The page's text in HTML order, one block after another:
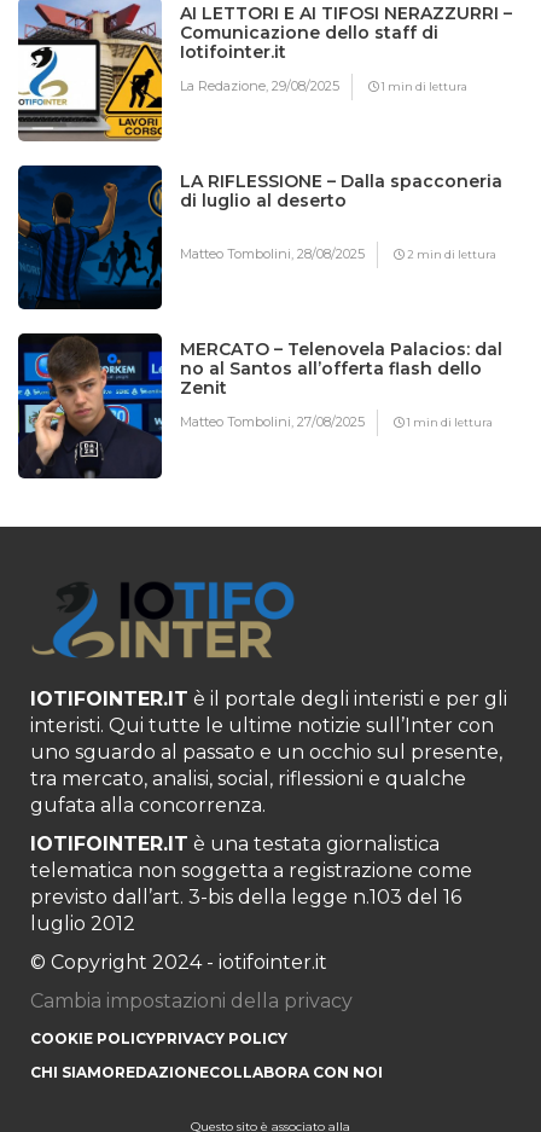
AI LETTORI E AI TIFOSI NERAZZURRI –
Comunicazione dello staff di
Iotifointer.it
La Redazione,29/08/2025 1 min di lettura
LA RIFLESSIONE – Dalla spacconeria
di luglio al deserto
Matteo Tombolini,28/08/2025 2 min di lettura
MERCATO – Telenovela Palacios: dal
no al Santos all’offerta flash dello
Zenit
Matteo Tombolini,27/08/2025 1 min di lettura
IOTIFOINTER.IT è il portale degli interisti e per gli
interisti. Qui tutte le ultime notizie sull’Inter con
uno sguardo al passato e un occhio sul presente,
tra mercato, analisi, social, riflessioni e qualche
gufata alla concorrenza.
IOTIFOINTER.IT è una testata giornalistica
telematica non soggetta a registrazione come
previsto dall’art. 3-bis della legge n.103 del 16
luglio 2012
© Copyright 2024 - iotifointer.it
Cambia impostazioni della privacy
COOKIE POLICYPRIVACY POLICY
CHI SIAMOREDAZIONECOLLABORA CON NOI
Questo sito è associato alla